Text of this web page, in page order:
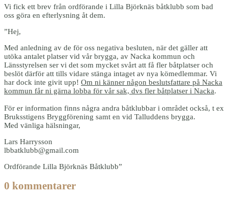
Vi fick ett brev från ordförande i Lilla Björknäs båtklubb som bad
oss göra en efterlysning åt dem.
”Hej,
Med anledning av de för oss negativa besluten, när det gäller att
utöka antalet platser vid vår brygga, av Nacka kommun och
Länsstyrelsen ser vi det som mycket svårt att få fler båtplatser och
beslöt därför att tills vidare stänga intaget av nya kömedlemmar. Vi
har dock inte givit upp! Om ni känner någon beslutsfattare på Nacka
kommun får ni gärna lobba för vår sak, dvs fler båtplatser i Nacka.
För er information finns några andra båtklubbar i området också, t ex
Bruksstigens Bryggförening samt en vid Talluddens brygga.
Med vänliga hälsningar,
Lars Harrysson
lbbatklubb@gmail.com
Ordförande Lilla Björknäs Båtklubb”
0 kommentarer